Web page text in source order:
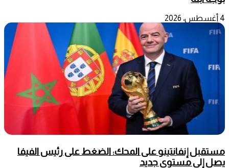
4 أغسطس، 2026
مستقبل إنفانتينو على المحك: الضغط على رئيس الفيفا
يصل إلى مستوى جديد